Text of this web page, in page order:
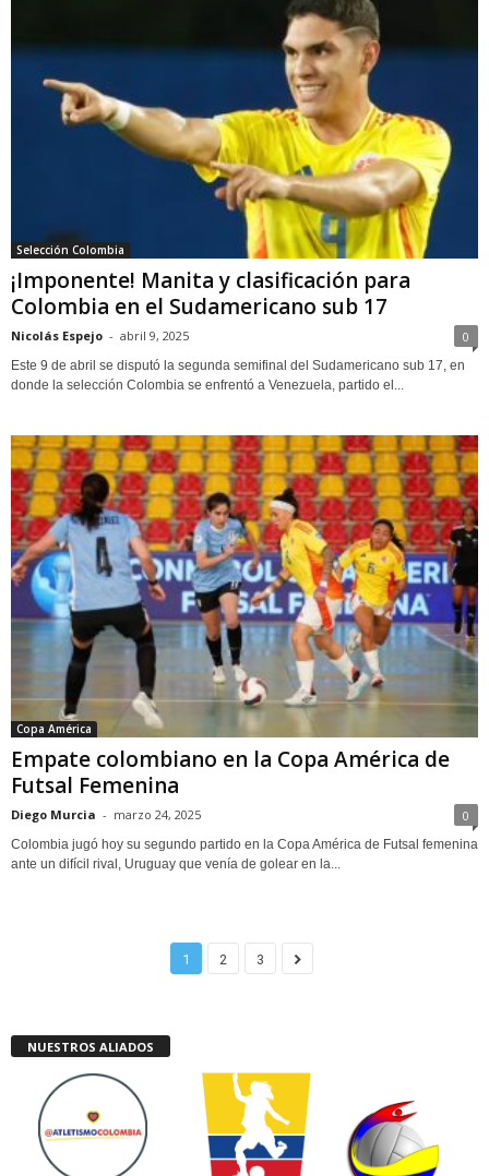
Selección Colombia
¡Imponente! Manita y clasificación para
Colombia en el Sudamericano sub 17
Nicolás Espejo - abril 9, 2025 0
Este 9 de abril se disputó la segunda semifinal del Sudamericano sub 17, en
donde la selección Colombia se enfrentó a Venezuela, partido el...
Copa América
Empate colombiano en la Copa América de
Futsal Femenina
Diego Murcia - marzo 24, 2025 0
Colombia jugó hoy su segundo partido en la Copa América de Futsal femenina
ante un difícil rival, Uruguay que venía de golear en la...
1 2 3
NUESTROS ALIADOS